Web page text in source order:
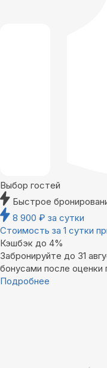
Выбор гостей
Быстрое
8 900 ₽ за сутки
Стоимость за 1 сутки
Кэшбэк до 4%
Забронируйте до 31
бонусами после оценки
Подробнее